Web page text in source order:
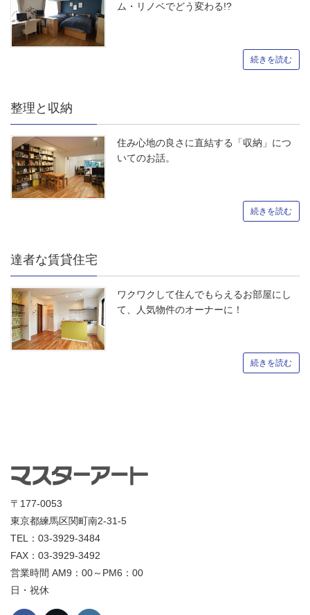
ム・リノベでどう変わる!?
続きを読む
整理と収納
住み心地の良さに直結する「収納」につ
いてのお話。
続きを読む
達者な賃貸住宅
ワクワクして住んでもらえるお部屋にし
て、人気物件のオーナーに！
続きを読む
〒177-0053
東京都練馬区関町南2-31-5
TEL：03-3929-3484
FAX：03-3929-3492
営業時間 AM9：00～PM6：00
日・祝休